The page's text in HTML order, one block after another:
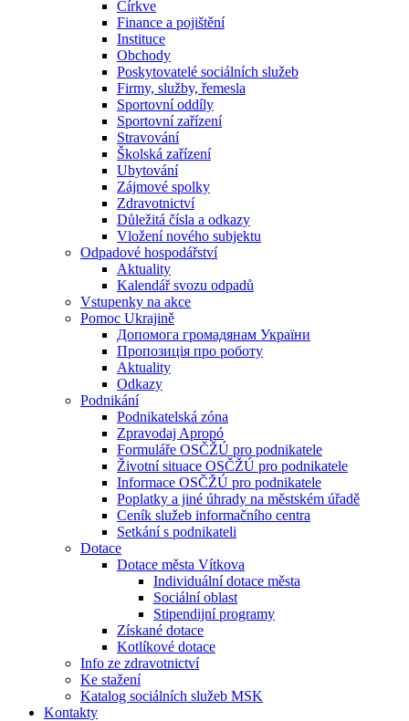
Církve
Finance a pojištění
Instituce
Obchody
Poskytovatelé sociálních služeb
Firmy, služby, řemesla
Sportovní oddíly
Sportovní zařízení
Stravování
Školská zařízení
Ubytování
Zájmové spolky
Zdravotnictví
Důležitá čísla a odkazy
Vložení nového subjektu
Odpadové hospodářství
Aktuality
Kalendář svozu odpadů
Vstupenky na akce
Pomoc Ukrajině
Допомога громадянам України
Пропозиція про роботу
Aktuality
Odkazy
Podnikání
Podnikatelská zóna
Zpravodaj Apropó
Formuláře OSČŽÚ pro podnikatele
Životní situace OSČŽÚ pro podnikatele
Informace OSČŽÚ pro podnikatele
Poplatky a jiné úhrady na městském úřadě
Ceník služeb informačního centra
Setkání s podnikateli
Dotace
Dotace města Vítkova
Individuální dotace města
Sociální oblast
Stipendijní programy
Získané dotace
Kotlíkové dotace
Info ze zdravotnictví
Ke stažení
Katalog sociálních služeb MSK
Kontakty